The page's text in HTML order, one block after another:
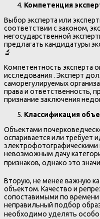
Компетенция
Выбор эксперта или
соответствии с законом,
негосударственной
предлагать кандидатуры
🔬
Компетентность эксперта
исследования . Эксперт
саморегулируемых
права и ответственность,
признание заключения
Классификация
Объектами
оспаривается или требует
невозможным дачу
признаков, однако это
Вторую, не менее важную
объектом. Качество и
сопоставимыми по
неправильный подбор
необходимо уделять